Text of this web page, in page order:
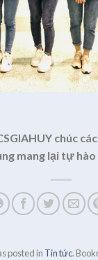
chúc
mang lại tự
posted in Tin tức.